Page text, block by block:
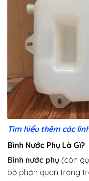
Tìm hiểu thêm các
Bình Nước Phụ Là Gì?
Bình nước phụ (còn
bộ phận quan trọng